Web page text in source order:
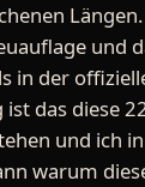
und
in der
ist das diese
und ich
warum